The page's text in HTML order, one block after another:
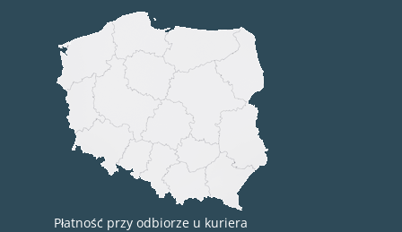
Płatność przy odbiorze u kuriera